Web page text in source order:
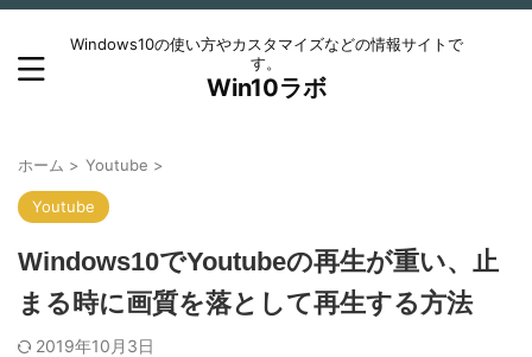
Windows10の使い方やカスタマイズなどの情報サイトで
す。
Win10ラボ
ホーム > Youtube >
Youtube
Windows10でYoutubeの再生が重い、止
まる時に画質を落として再生する方法
2019年10月3日